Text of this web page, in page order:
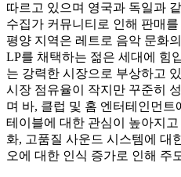
따르고 있으며 영국과 독일과
수집가 커뮤니티로 인해 판매
평양 지역은 레트로 음악 문화
LP를 채택하는 젊은 세대에 힘
는 강력한 시장으로 부상하고
시장 점유율이 작지만 꾸준히
며 바, 클럽 및 홈 엔터테인먼트
테이블에 대한 관심이 높아지
화, 고품질 사운드 시스템에 대
오에 대한 인식 증가로 인해 주